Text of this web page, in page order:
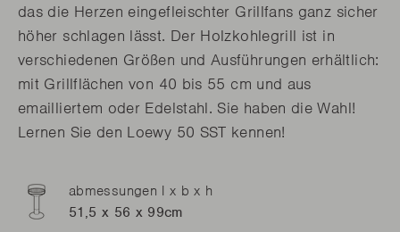
das die Herzen eingefleischter Grillfans ganz sicher
höher schlagen lässt. Der Holzkohlegrill ist in
verschiedenen Größen und Ausführungen erhältlich:
mit Grillflächen von 40 bis 55 cm und aus
emailliertem oder Edelstahl. Sie haben die Wahl!
Lernen Sie den Loewy 50 SST kennen!
abmessungen l x b x h
51,5 x 56 x 99cm